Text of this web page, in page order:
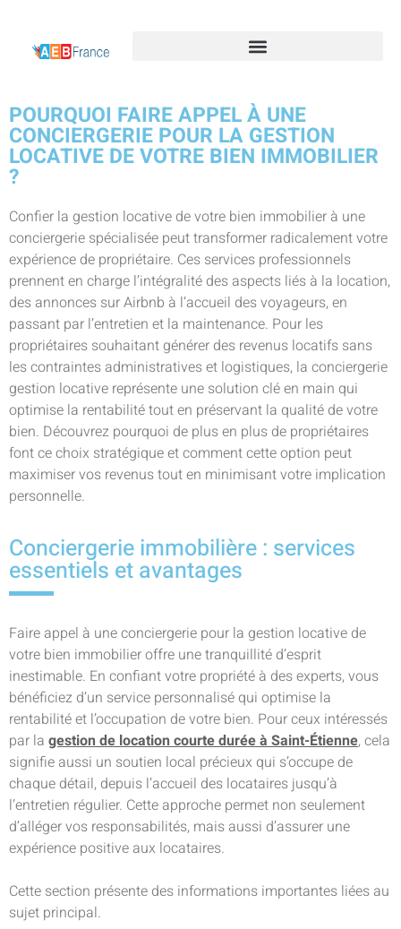
POURQUOI FAIRE APPEL À UNE
CONCIERGERIE POUR LA GESTION
LOCATIVE DE VOTRE BIEN IMMOBILIER
?
Confier la gestion locative de votre bien immobilier à une
conciergerie spécialisée peut transformer radicalement votre
expérience de propriétaire. Ces services professionnels
prennent en charge l’intégralité des aspects liés à la location,
des annonces sur Airbnb à l’accueil des voyageurs, en
passant par l’entretien et la maintenance. Pour les
propriétaires souhaitant générer des revenus locatifs sans
les contraintes administratives et logistiques, la conciergerie
gestion locative représente une solution clé en main qui
optimise la rentabilité tout en préservant la qualité de votre
bien. Découvrez pourquoi de plus en plus de propriétaires
font ce choix stratégique et comment cette option peut
maximiser vos revenus tout en minimisant votre implication
personnelle.
Conciergerie immobilière : services
essentiels et avantages
Faire appel à une conciergerie pour la gestion locative de
votre bien immobilier offre une tranquillité d’esprit
inestimable. En confiant votre propriété à des experts, vous
bénéficiez d’un service personnalisé qui optimise la
rentabilité et l’occupation de votre bien. Pour ceux intéressés
par la gestion de location courte durée à Saint-Étienne, cela
signifie aussi un soutien local précieux qui s’occupe de
chaque détail, depuis l’accueil des locataires jusqu’à
l’entretien régulier. Cette approche permet non seulement
d’alléger vos responsabilités, mais aussi d’assurer une
expérience positive aux locataires.
Cette section présente des informations importantes liées au
sujet principal.